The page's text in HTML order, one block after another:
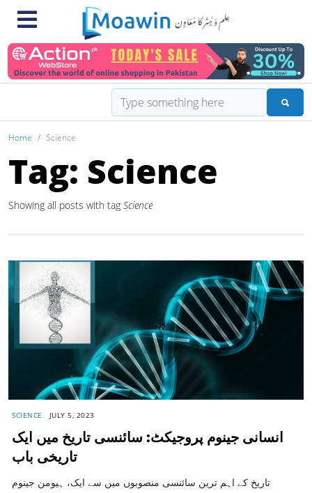
Home Science
Tag: Science
Showing all posts with tag Science
SCIENCE JULY 5, 2023
انسانی جینوم پروجیکٹ: سائنسی تاریخ میں ایک
تاریخی باب
تاریخ کے اہم ترین سائنسی منصوبوں میں سے ایک، ہیومن جینوم